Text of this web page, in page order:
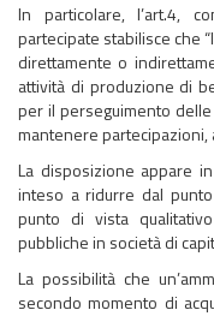
In particolare, l’art.4,
partecipate stabilisce che
direttamente o
attività di produzione di
per il perseguimento
mantenere partecipazioni,
La disposizione appare
inteso a ridurre dal
punto di vista
pubbliche in società di
La possibilità che
secondo momento di